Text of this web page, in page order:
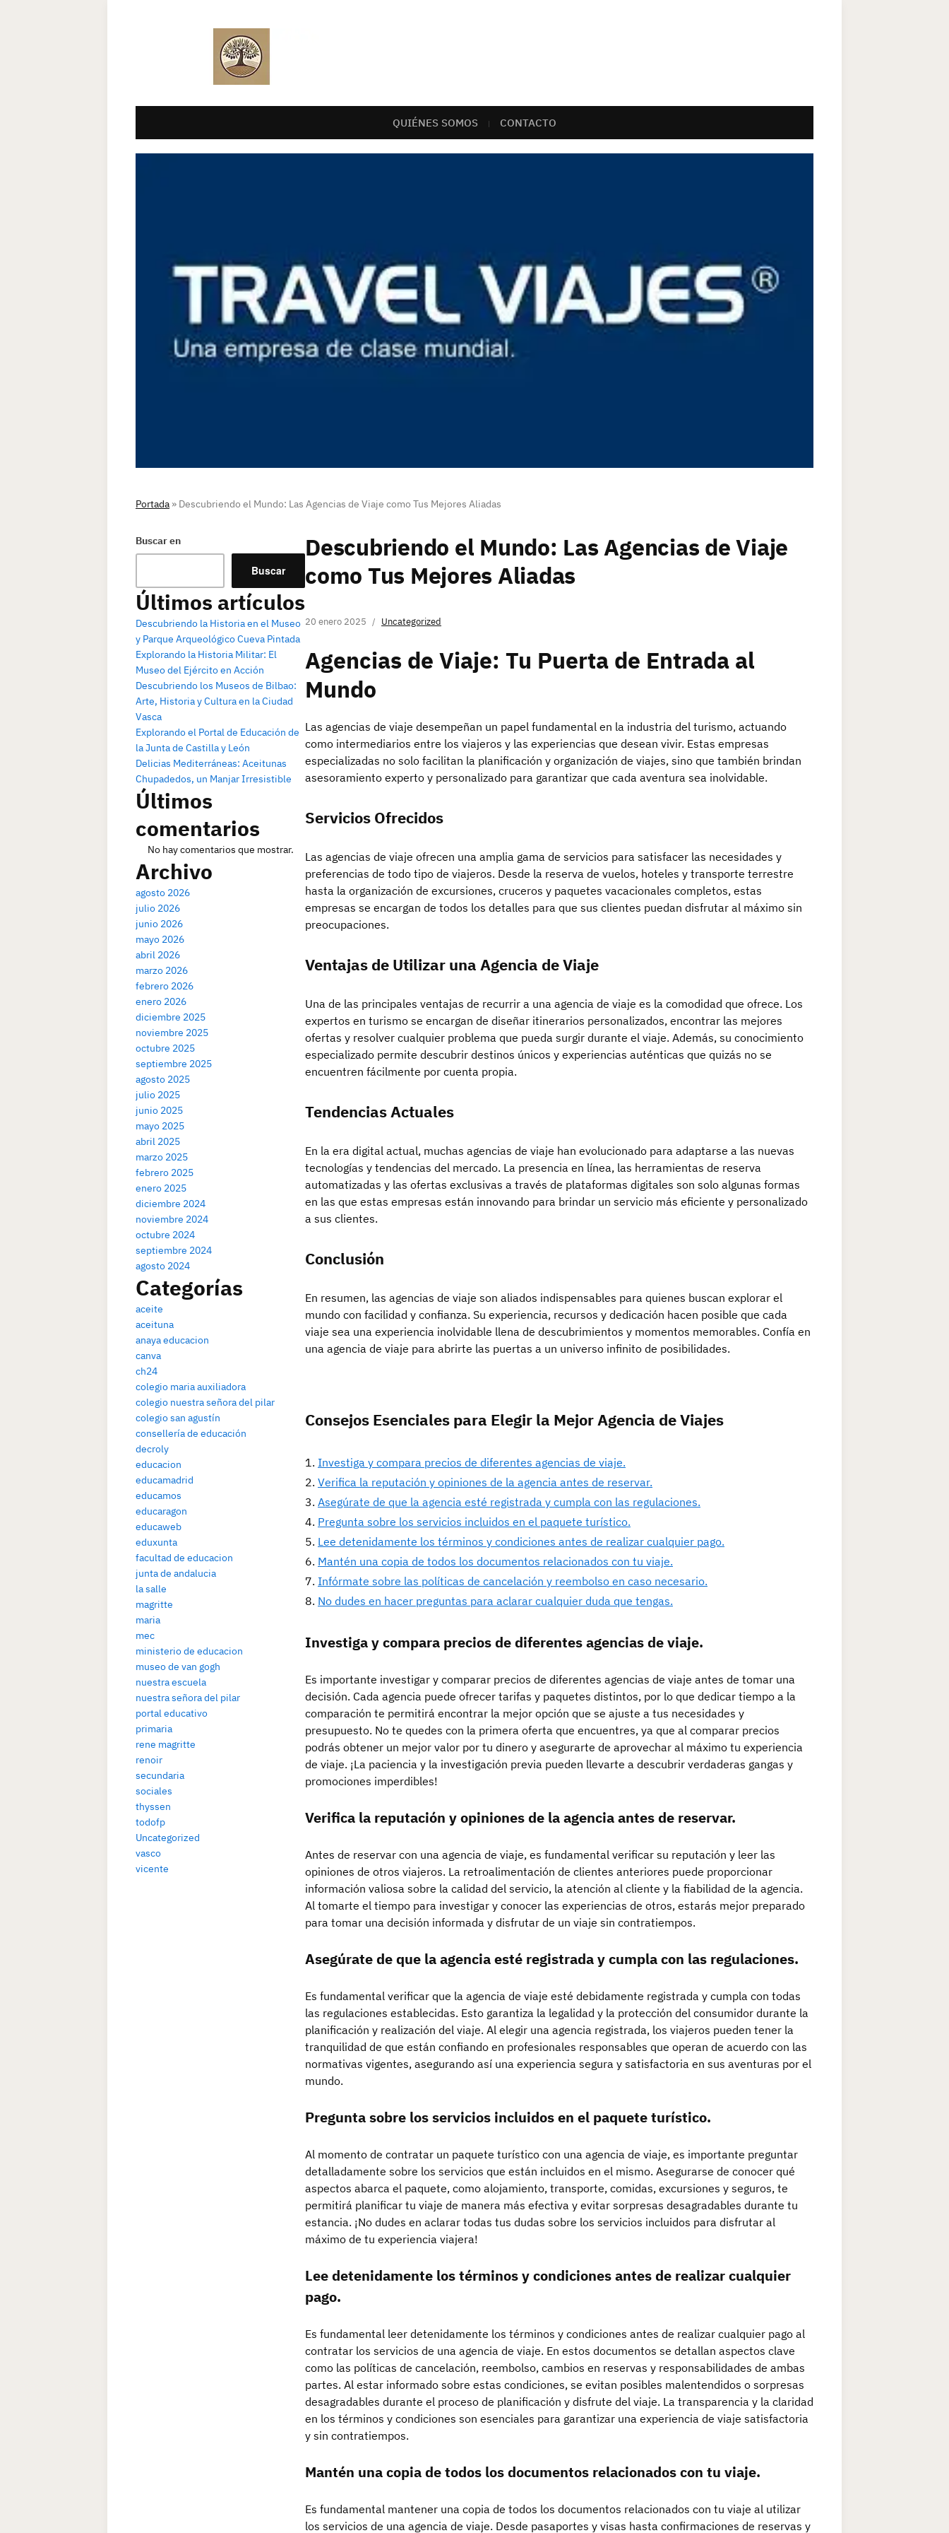
QUIÉNES SOMOS CONTACTO
Portada » Descubriendo el Mundo: Las Agencias de Viaje como Tus Mejores Aliadas
Buscar en
Buscar
Últimos artículos
Descubriendo la Historia en el Museo
y Parque Arqueológico Cueva Pintada
Explorando la Historia Militar: El
Museo del Ejército en Acción
Descubriendo los Museos de Bilbao:
Arte, Historia y Cultura en la Ciudad
Vasca
Explorando el Portal de Educación de
la Junta de Castilla y León
Delicias Mediterráneas: Aceitunas
Chupadedos, un Manjar Irresistible
Últimos
comentarios
No hay comentarios que mostrar.
Archivo
agosto 2026
julio 2026
junio 2026
mayo 2026
abril 2026
marzo 2026
febrero 2026
enero 2026
diciembre 2025
noviembre 2025
octubre 2025
septiembre 2025
agosto 2025
julio 2025
junio 2025
mayo 2025
abril 2025
marzo 2025
febrero 2025
enero 2025
diciembre 2024
noviembre 2024
octubre 2024
septiembre 2024
agosto 2024
Categorías
aceite
aceituna
anaya educacion
canva
ch24
colegio maria auxiliadora
colegio nuestra señora del pilar
colegio san agustín
consellería de educación
decroly
educacion
educamadrid
educamos
educaragon
educaweb
eduxunta
facultad de educacion
junta de andalucia
la salle
magritte
maria
mec
ministerio de educacion
museo de van gogh
nuestra escuela
nuestra señora del pilar
portal educativo
primaria
rene magritte
renoir
secundaria
sociales
thyssen
todofp
Uncategorized
vasco
vicente
Descubriendo el Mundo: Las Agencias de Viaje
como Tus Mejores Aliadas
20 enero 2025 Uncategorized
Agencias de Viaje: Tu Puerta de Entrada al
Mundo
Las agencias de viaje desempeñan un papel fundamental en la industria del turismo, actuando
como intermediarios entre los viajeros y las experiencias que desean vivir. Estas empresas
especializadas no solo facilitan la planificación y organización de viajes, sino que también brindan
asesoramiento experto y personalizado para garantizar que cada aventura sea inolvidable.
Servicios Ofrecidos
Las agencias de viaje ofrecen una amplia gama de servicios para satisfacer las necesidades y
preferencias de todo tipo de viajeros. Desde la reserva de vuelos, hoteles y transporte terrestre
hasta la organización de excursiones, cruceros y paquetes vacacionales completos, estas
empresas se encargan de todos los detalles para que sus clientes puedan disfrutar al máximo sin
preocupaciones.
Ventajas de Utilizar una Agencia de Viaje
Una de las principales ventajas de recurrir a una agencia de viaje es la comodidad que ofrece. Los
expertos en turismo se encargan de diseñar itinerarios personalizados, encontrar las mejores
ofertas y resolver cualquier problema que pueda surgir durante el viaje. Además, su conocimiento
especializado permite descubrir destinos únicos y experiencias auténticas que quizás no se
encuentren fácilmente por cuenta propia.
Tendencias Actuales
En la era digital actual, muchas agencias de viaje han evolucionado para adaptarse a las nuevas
tecnologías y tendencias del mercado. La presencia en línea, las herramientas de reserva
automatizadas y las ofertas exclusivas a través de plataformas digitales son solo algunas formas
en las que estas empresas están innovando para brindar un servicio más eficiente y personalizado
a sus clientes.
Conclusión
En resumen, las agencias de viaje son aliados indispensables para quienes buscan explorar el
mundo con facilidad y confianza. Su experiencia, recursos y dedicación hacen posible que cada
viaje sea una experiencia inolvidable llena de descubrimientos y momentos memorables. Confía en
una agencia de viaje para abrirte las puertas a un universo infinito de posibilidades.
Consejos Esenciales para Elegir la Mejor Agencia de Viajes
Investiga y compara precios de diferentes agencias de viaje.
Verifica la reputación y opiniones de la agencia antes de reservar.
Asegúrate de que la agencia esté registrada y cumpla con las regulaciones.
Pregunta sobre los servicios incluidos en el paquete turístico.
Lee detenidamente los términos y condiciones antes de realizar cualquier pago.
Mantén una copia de todos los documentos relacionados con tu viaje.
Infórmate sobre las políticas de cancelación y reembolso en caso necesario.
No dudes en hacer preguntas para aclarar cualquier duda que tengas.
Investiga y compara precios de diferentes agencias de viaje.
Es importante investigar y comparar precios de diferentes agencias de viaje antes de tomar una
decisión. Cada agencia puede ofrecer tarifas y paquetes distintos, por lo que dedicar tiempo a la
comparación te permitirá encontrar la mejor opción que se ajuste a tus necesidades y
presupuesto. No te quedes con la primera oferta que encuentres, ya que al comparar precios
podrás obtener un mejor valor por tu dinero y asegurarte de aprovechar al máximo tu experiencia
de viaje. ¡La paciencia y la investigación previa pueden llevarte a descubrir verdaderas gangas y
promociones imperdibles!
Verifica la reputación y opiniones de la agencia antes de reservar.
Antes de reservar con una agencia de viaje, es fundamental verificar su reputación y leer las
opiniones de otros viajeros. La retroalimentación de clientes anteriores puede proporcionar
información valiosa sobre la calidad del servicio, la atención al cliente y la fiabilidad de la agencia.
Al tomarte el tiempo para investigar y conocer las experiencias de otros, estarás mejor preparado
para tomar una decisión informada y disfrutar de un viaje sin contratiempos.
Asegúrate de que la agencia esté registrada y cumpla con las regulaciones.
Es fundamental verificar que la agencia de viaje esté debidamente registrada y cumpla con todas
las regulaciones establecidas. Esto garantiza la legalidad y la protección del consumidor durante la
planificación y realización del viaje. Al elegir una agencia registrada, los viajeros pueden tener la
tranquilidad de que están confiando en profesionales responsables que operan de acuerdo con las
normativas vigentes, asegurando así una experiencia segura y satisfactoria en sus aventuras por el
mundo.
Pregunta sobre los servicios incluidos en el paquete turístico.
Al momento de contratar un paquete turístico con una agencia de viaje, es importante preguntar
detalladamente sobre los servicios que están incluidos en el mismo. Asegurarse de conocer qué
aspectos abarca el paquete, como alojamiento, transporte, comidas, excursiones y seguros, te
permitirá planificar tu viaje de manera más efectiva y evitar sorpresas desagradables durante tu
estancia. ¡No dudes en aclarar todas tus dudas sobre los servicios incluidos para disfrutar al
máximo de tu experiencia viajera!
Lee detenidamente los términos y condiciones antes de realizar cualquier
pago.
Es fundamental leer detenidamente los términos y condiciones antes de realizar cualquier pago al
contratar los servicios de una agencia de viaje. En estos documentos se detallan aspectos clave
como las políticas de cancelación, reembolso, cambios en reservas y responsabilidades de ambas
partes. Al estar informado sobre estas condiciones, se evitan posibles malentendidos o sorpresas
desagradables durante el proceso de planificación y disfrute del viaje. La transparencia y la claridad
en los términos y condiciones son esenciales para garantizar una experiencia de viaje satisfactoria
y sin contratiempos.
Mantén una copia de todos los documentos relacionados con tu viaje.
Es fundamental mantener una copia de todos los documentos relacionados con tu viaje al utilizar
los servicios de una agencia de viaje. Desde pasaportes y visas hasta confirmaciones de reservas y